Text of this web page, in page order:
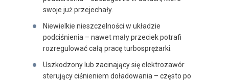
swoje już przejechały.
Niewielkie nieszczelności w układzie
podciśnienia – nawet mały przeciek potrafi
rozregulować całą pracę turbosprężarki.
Uszkodzony lub zacinający się elektrozawór
sterujący ciśnieniem doładowania – często po